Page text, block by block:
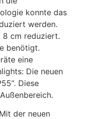
konnte das
werden.
8 cm reduziert.
benötigt.
eine
Die neuen
Diese
der neuen